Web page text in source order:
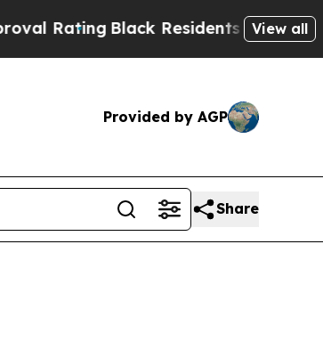
RatingBlack Residents Warned of
View all
Provided by AGP
Share